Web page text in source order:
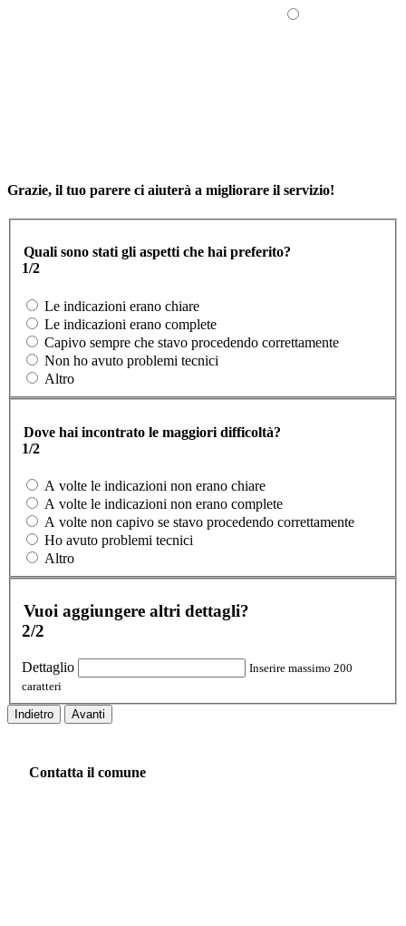
Grazie, il tuo parere ci aiuterà a migliorare il servizio!
Quali sono stati gli aspetti che hai preferito?
1/2
Le indicazioni erano chiare
Le indicazioni erano complete
Capivo sempre che stavo procedendo correttamente
Non ho avuto problemi tecnici
Altro
Dove hai incontrato le maggiori difficoltà?
1/2
A volte le indicazioni non erano chiare
A volte le indicazioni non erano complete
A volte non capivo se stavo procedendo correttamente
Ho avuto problemi tecnici
Altro
Vuoi aggiungere altri dettagli?
2/2
Dettaglio
Inserire massimo 200
caratteri
Indietro Avanti
Contatta il comune